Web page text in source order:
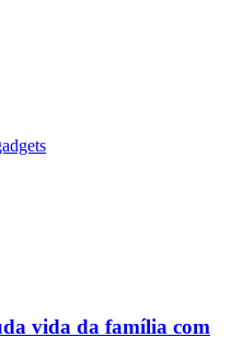
vida da família com